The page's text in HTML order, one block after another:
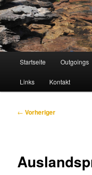
Startseite Outgoings
Links Kontakt
Beitragsnavigation
← Vorheriger